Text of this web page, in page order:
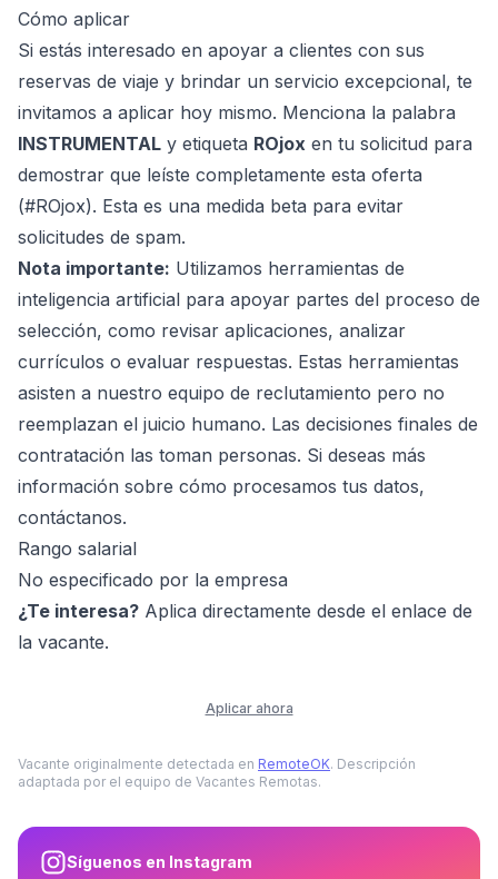
Cómo aplicar
Si estás interesado en apoyar a clientes con sus
reservas de viaje y brindar un servicio excepcional, te
invitamos a aplicar hoy mismo. Menciona la palabra
INSTRUMENTAL y etiqueta ROjox en tu solicitud para
demostrar que leíste completamente esta oferta
(#ROjox). Esta es una medida beta para evitar
solicitudes de spam.
Nota importante: Utilizamos herramientas de
inteligencia artificial para apoyar partes del proceso de
selección, como revisar aplicaciones, analizar
currículos o evaluar respuestas. Estas herramientas
asisten a nuestro equipo de reclutamiento pero no
reemplazan el juicio humano. Las decisiones finales de
contratación las toman personas. Si deseas más
información sobre cómo procesamos tus datos,
contáctanos.
Rango salarial
No especificado por la empresa
¿Te interesa? Aplica directamente desde el enlace de
la vacante.
Aplicar ahora
Vacante originalmente detectada en RemoteOK. Descripción
adaptada por el equipo de Vacantes Remotas.
Síguenos en Instagram